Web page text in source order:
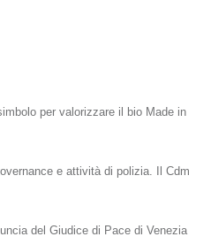
per valorizzare il bio Made in
e attività di polizia. Il Cdm
del Giudice di Pace di Venezia